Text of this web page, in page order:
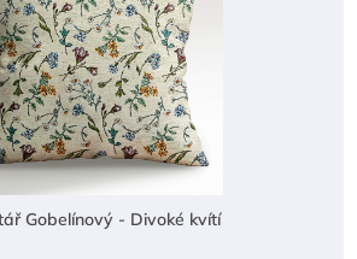
Gobelínový - Divoké kvítí